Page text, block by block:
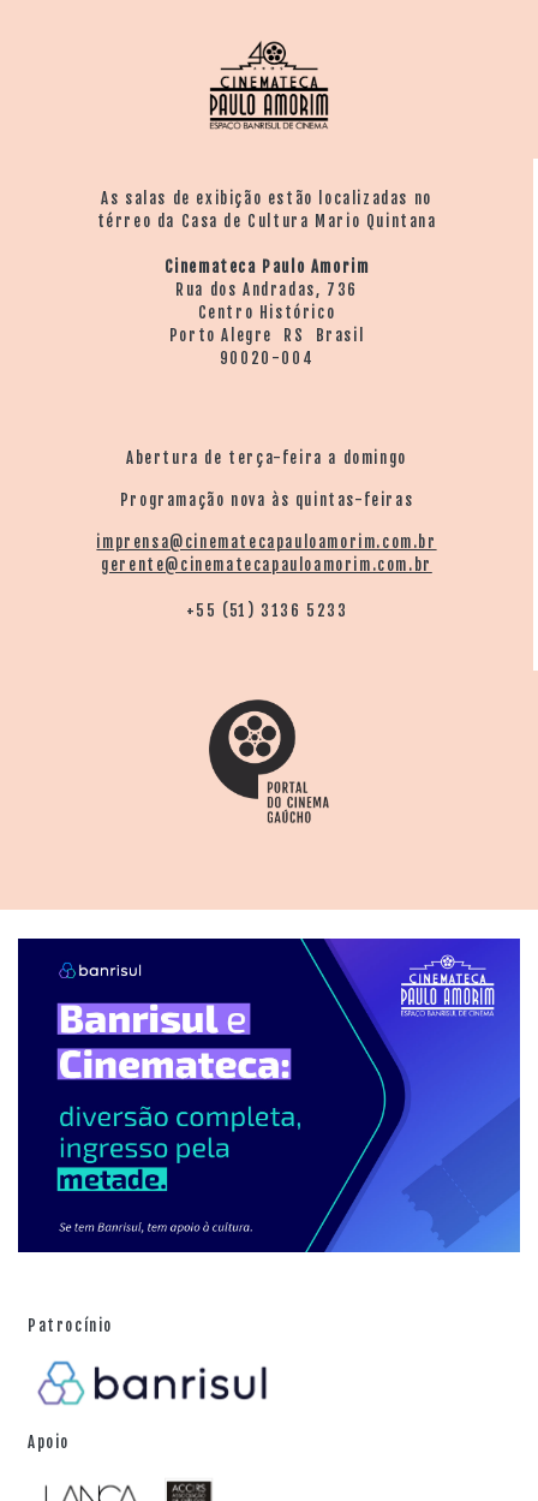
As salas de exibição estão localizadas no
térreo da Casa de Cultura Mario Quintana
Cinemateca Paulo Amorim
Rua dos Andradas, 736
Centro Histórico
Porto Alegre RS Brasil
90020-004
Abertura de terça-feira a domingo
Programação nova às quintas-feiras
imprensa@cinematecapauloamorim.com.br
gerente@cinematecapauloamorim.com.br
+55 (51) 3136 5233
Patrocínio
Apoio